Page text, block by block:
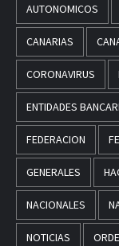
AUTONOMICOS
CANARIAS
CORONAVIRUS
ENTIDADES
FEDERACION
GENERALES
NACIONALES
NOTICIAS